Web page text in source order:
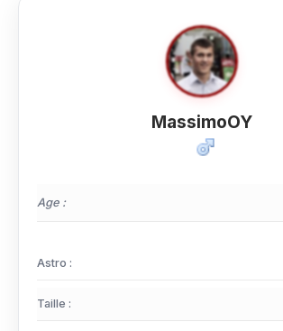
MassimoOY
Age :
Astro :
Taille :